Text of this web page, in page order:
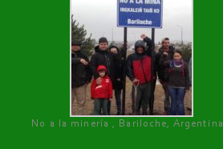
No a la minería , Bariloche, Argentina